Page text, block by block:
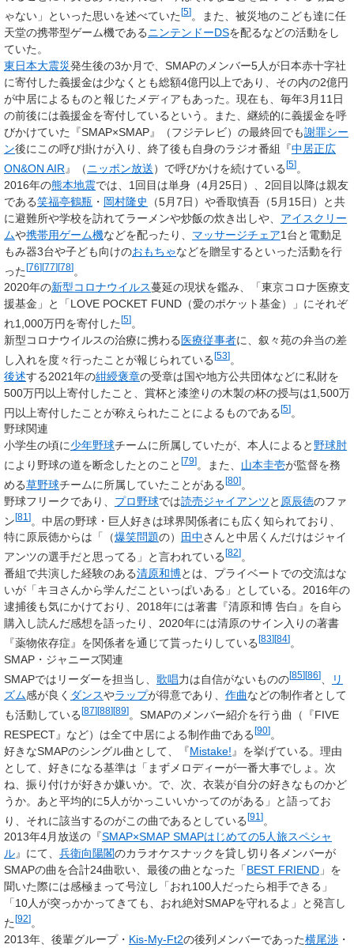
ゃない」といった思いを述べていた [5] 。また、被災地のこども達に任
天堂の携帯型ゲーム機であるニンテンドーDSを配るなどの活動をし
ていた。
東日本大震災発生後の3か月で、SMAPのメンバー5人が日本赤十字社
に寄付した義援金は少なくとも総額4億円以上であり、その内の2億円
が中居によるものと報じたメディアもあった。現在も、毎年3月11日
の前後には義援金を寄付しているという。また、継続的に義援金を呼
びかけていた『SMAP×SMAP』（フジテレビ）の最終回でも謝罪シー
ン後にこの呼び掛けが入り、終了後も自身のラジオ番組『中居正広
ON&ON AIR 』（ニッポン放送）で呼びかけを続けている [5] 。
2016年の熊本地震では、1回目は単身（4月25日）、2回目以降は親友
である笑福亭鶴瓶 ・ 岡村隆史
（5月7日）や香取慎吾（5月15日）と共
に避難所や学校を訪れてラーメンや炒飯の炊き出しや、 アイスクリー
ムや携帯用ゲーム機などを配ったり、 マッサージチェア1台と電動足
もみ器3台や子ども向けのおもちゃなどを贈呈するといった活動を行
った[76][77][78]。
2020年の新型コロナウイルス蔓延の現状を鑑み、「東京コロナ医療支
援基金」と「LOVE POCKET FUND（愛のポケット基金）」にそれぞ
れ1,000万円を寄付した [5] 。
新型コロナウイルスの治療に携わる 医療従事者に、叙々苑の弁当の差
し入れを度々行ったことが報じられている [53] 。
後述する2021年の紺綬褒章の受章は国や地方公共団体などに私財を
500万円以上寄付したこと、賞杯と漆塗りの木製の杯の授与は1,500万
円以上寄付したことが称えられたことによるものである[5]。
野球関連
小学生の頃に少年野球チームに所属していたが、本人によると野球肘
により野球の道を断念したとのこと [79] 。また、 山本圭壱が監督を務
める草野球チームに所属していたことがある [80] 。
野球フリークであり、 プロ野球では読売ジャイアンツと 原辰徳のファ
ン[81 ]。中居の野球・巨人好きは球界関係者にも広く知られており、
特に原辰徳からは「（爆笑問題の） 田中さんと中居くんだけはジャイ
アンツの選手だと思ってる」と言われている [82] 。
番組で共演した経験のある清原和博とは、プライベートでの交流はな
いが「キヨさんから学んだこといっぱいある」としている。2016年の
逮捕後も気にかけており、2018年には著書『清原和博 告白』を自ら
購入し読んだ感想を語ったり、2020年には清原のサイン入りの著書
『薬物依存症』を関係者を通じて貰ったりしている[83][84]。
SMAP・ジャニーズ関連
SMAPではリーダーを担当し、 歌唱力は自信がないものの[85][86]
リ
ズム感が良く ダンスやラップが得意であり、 作曲などの制作者として
も活動している [87][88][89] 。SMAPのメンバー紹介を行う曲（『FIVE
RESPECT』など）は全て中居による制作曲である[90]。
好きなSMAPのシングル曲として、『Mistake! 』を挙げている。理由
として、好きになる基準は「まずメロディーが一番大事でしょ。次
ね、振り付けが好きか嫌いか。で、次、衣装が自分の好きなものかど
うか。あと平均的に5人がかっこいいかってのがある」と語ってお
り、それに該当するのがこの曲であるとしている[91 ]。
2013年4月放送の『SMAP×SMAP SMAPはじめての5人旅スペシャ
ル』にて、 兵衛向陽閣のカラオケスナックを貸し切り各メンバーが
SMAPの曲を合計24曲歌い、最後の曲となった「BEST FRIEND 」を
聞いた際には感極まって号泣し「おれ100人だったら相手できる」
「10人が突っかかってきても、おれ絶対SMAPを守れるよ」と発言し
た [92] 。
2013年、後輩グループ・ Kis-My-Ft2の後列メンバーであった横尾渉 ・